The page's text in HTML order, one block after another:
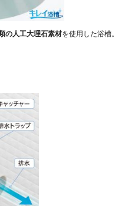
の人工大理石素材を使用した浴槽。